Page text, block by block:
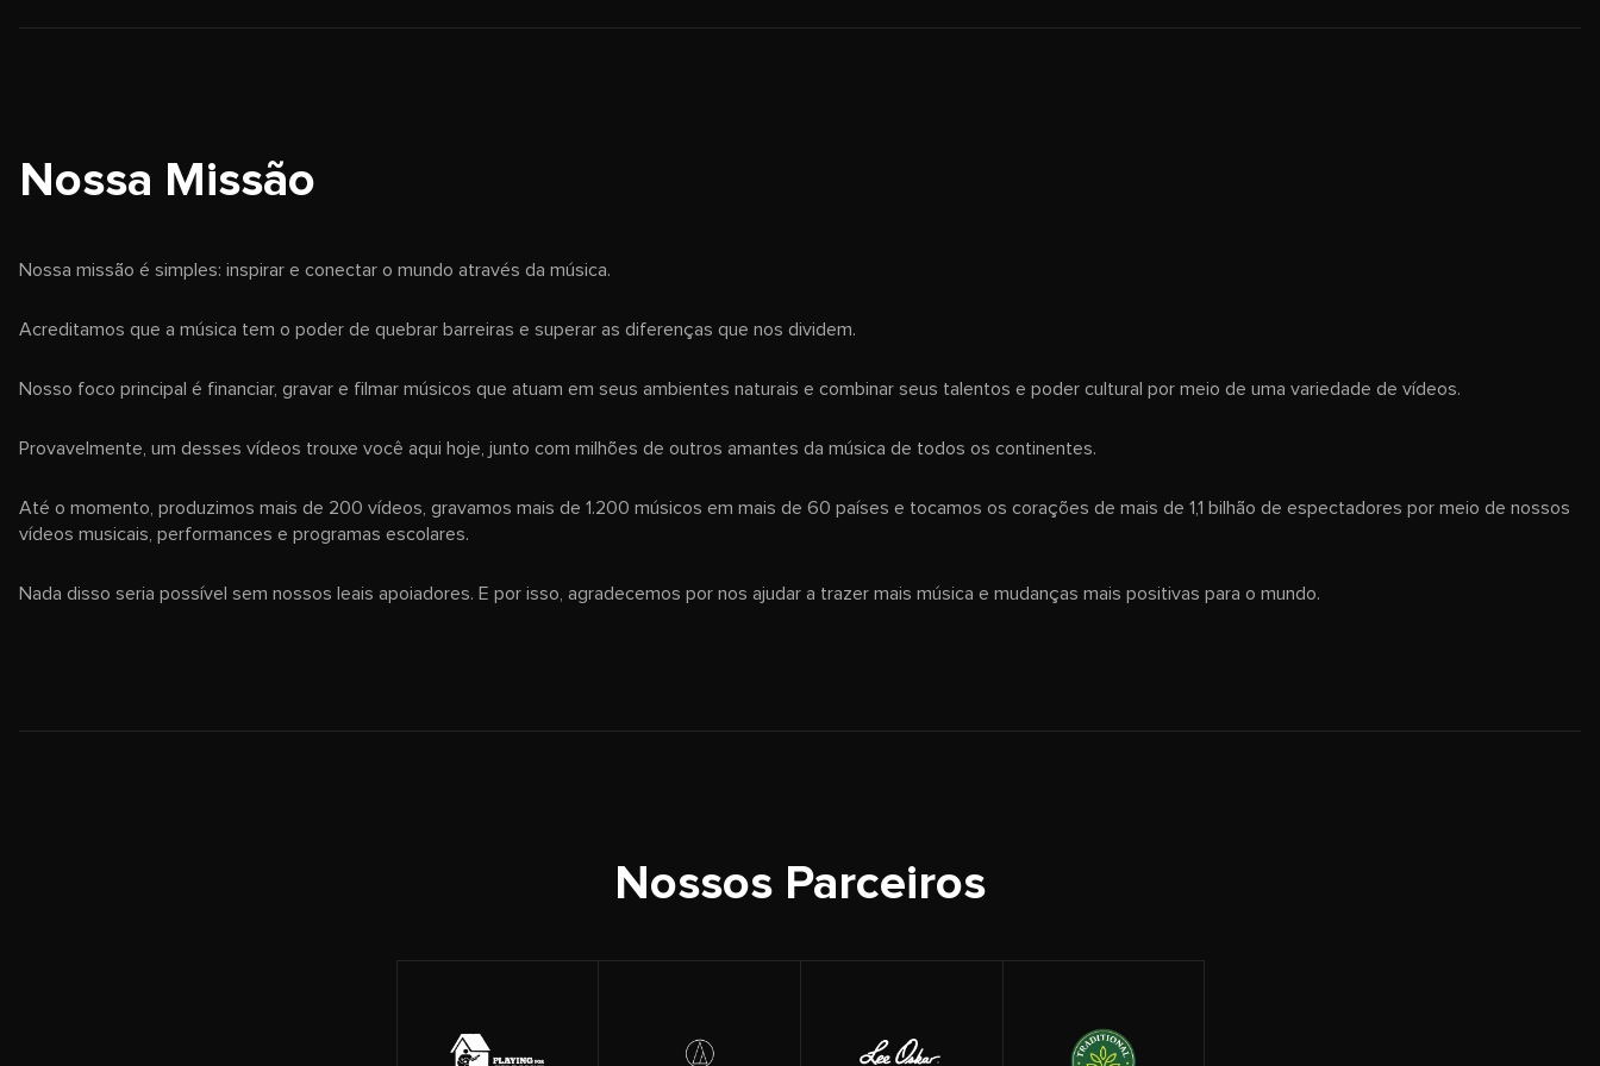
Nossa Missão
Nossa missão é simples: inspirar e conectar o mundo através da música.
Acreditamos que a música tem o poder de quebrar barreiras e superar as diferenças que nos dividem.
Nosso foco principal é financiar, gravar e filmar músicos que atuam em seus ambientes naturais e combinar seus talentos e poder cultural por meio de uma variedade de vídeos.
Provavelmente, um desses vídeos trouxe você aqui hoje, junto com milhões de outros amantes da música de todos os continentes.
Até o momento, produzimos mais de 200 vídeos, gravamos mais de 1.200 músicos em mais de 60 países e tocamos os corações de mais de 1,1 bilhão de espectadores por meio de nossos
vídeos musicais, performances e programas escolares.
Nada disso seria possível sem nossos leais apoiadores. E por isso, agradecemos por nos ajudar a trazer mais música e mudanças mais positivas para o mundo.
Nossos Parceiros